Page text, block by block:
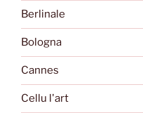
Berlinale
Bologna
Cannes
Cellu l'art